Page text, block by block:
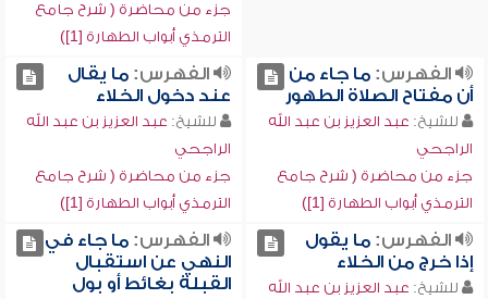
جزء من محاضرة ( شرح جامع
الترمذي أبواب الطهارة [1])
الفهرس:ما جاء من
أن مفتاح الصلاة الطهور
للشيخ: عبد العزيز بن عبد الله
الراجحي
جزء من محاضرة ( شرح جامع
الترمذي أبواب الطهارة [1])
الفهرس:ما يقال
عند دخول الخلاء
للشيخ: عبد العزيز بن عبد الله
الراجحي
جزء من محاضرة ( شرح جامع
الترمذي أبواب الطهارة [1])
الفهرس:ما يقول
إذا خرج من الخلاء
للشيخ: عبد العزيز بن عبد الله
الفهرس:ما جاء في
النهي عن استقبال
القبلة بغائط أو بول